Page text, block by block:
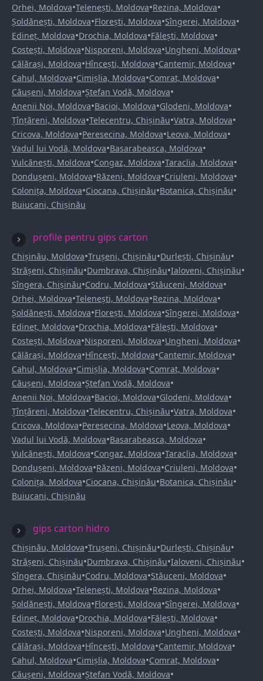
Orhei, Moldova•Telenești, Moldova•Rezina, Moldova•
Șoldănești, Moldova•Florești, Moldova•Sîngerei, Moldova•
Edineț, Moldova•Drochia, Moldova•Fălești, Moldova•
Costești, Moldova•Nisporeni, Moldova•Ungheni, Moldova•
Călărași, Moldova•Hîncești, Moldova•Cantemir, Moldova•
Cahul, Moldova•Cimișlia, Moldova•Comrat, Moldova•
Căușeni, Moldova•Ștefan Vodă, Moldova•
Anenii Noi, Moldova•Bacioi, Moldova•Glodeni, Moldova•
Țînțăreni, Moldova•Telecentru, Chișinău•Vatra, Moldova•
Cricova, Moldova•Peresecina, Moldova•Leova, Moldova•
Vadul lui Vodă, Moldova•Basarabeasca, Moldova•
Vulcănești, Moldova•Congaz, Moldova•Taraclia, Moldova•
Dondușeni, Moldova•Răzeni, Moldova•Criuleni, Moldova•
Colonița, Moldova•Ciocana, Chișinău•Botanica, Chișinău•
Buiucani, Chișinău
profile pentru gips carton
Chișinău, Moldova•Trușeni, Chișinău•Durlești, Chișinău•
Strășeni, Chișinău•Dumbrava, Chișinău•Ialoveni, Chișinău•
Sîngera, Chișinău•Codru, Moldova•Stăuceni, Moldova•
Orhei, Moldova•Telenești, Moldova•Rezina, Moldova•
Șoldănești, Moldova•Florești, Moldova•Sîngerei, Moldova•
Edineț, Moldova•Drochia, Moldova•Fălești, Moldova•
Costești, Moldova•Nisporeni, Moldova•Ungheni, Moldova•
Călărași, Moldova•Hîncești, Moldova•Cantemir, Moldova•
Cahul, Moldova•Cimișlia, Moldova•Comrat, Moldova•
Căușeni, Moldova•Ștefan Vodă, Moldova•
Anenii Noi, Moldova•Bacioi, Moldova•Glodeni, Moldova•
Țînțăreni, Moldova•Telecentru, Chișinău•Vatra, Moldova•
Cricova, Moldova•Peresecina, Moldova•Leova, Moldova•
Vadul lui Vodă, Moldova•Basarabeasca, Moldova•
Vulcănești, Moldova•Congaz, Moldova•Taraclia, Moldova•
Dondușeni, Moldova•Răzeni, Moldova•Criuleni, Moldova•
Colonița, Moldova•Ciocana, Chișinău•Botanica, Chișinău•
Buiucani, Chișinău
gips carton hidro
Chișinău, Moldova•Trușeni, Chișinău•Durlești, Chișinău•
Strășeni, Chișinău•Dumbrava, Chișinău•Ialoveni, Chișinău•
Sîngera, Chișinău•Codru, Moldova•Stăuceni, Moldova•
Orhei, Moldova•Telenești, Moldova•Rezina, Moldova•
Șoldănești, Moldova•Florești, Moldova•Sîngerei, Moldova•
Edineț, Moldova•Drochia, Moldova•Fălești, Moldova•
Costești, Moldova•Nisporeni, Moldova•Ungheni, Moldova•
Călărași, Moldova•Hîncești, Moldova•Cantemir, Moldova•
Cahul, Moldova•Cimișlia, Moldova•Comrat, Moldova•
Căușeni, Moldova•Ștefan Vodă, Moldova•